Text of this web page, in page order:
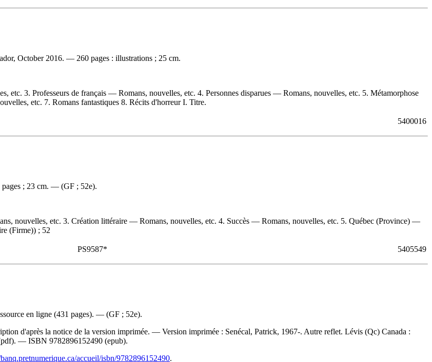
October 2016. — 260 pages : illustrations ; 25 cm.
3. Professeurs de français — Romans, nouvelles, etc. 4. Personnes disparues — Romans, nouvelles, etc. 5. Métamorphose
etc. 7. Romans fantastiques 8. Récits d'horreur I. Titre.
5400016
; 23 cm. — (GF ; 52e).
nouvelles, etc. 3. Création littéraire — Romans, nouvelles, etc. 4. Succès — Romans, nouvelles, etc. 5. Québec (Province) —
(Firme)) ; 52
PS9587* 5405549
en ligne (431 pages). — (GF ; 52e).
d'après la notice de la version imprimée. — Version imprimée : Senécal, Patrick, 1967-. Autre reflet. Lévis (Qc) Canada :
— ISBN 9782896152490 (epub).
accueil/isbn/9782896152490.